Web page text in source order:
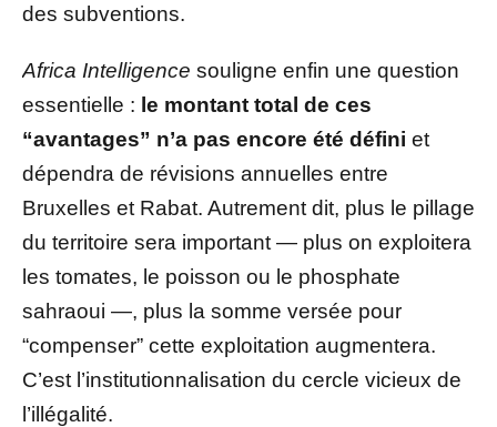
des subventions.
Africa Intelligence souligne enfin une question
essentielle : le montant total de ces
“avantages” n’a pas encore été défini et
dépendra de révisions annuelles entre
Bruxelles et Rabat. Autrement dit, plus le pillage
du territoire sera important — plus on exploitera
les tomates, le poisson ou le phosphate
sahraoui —, plus la somme versée pour
“compenser” cette exploitation augmentera.
C’est l’institutionnalisation du cercle vicieux de
l’illégalité.